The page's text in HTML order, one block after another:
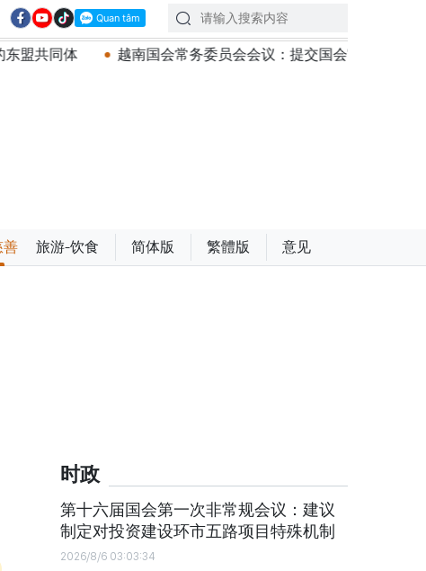
委员会会议：提交国会审议通过设立广宁市和北宁市《决议》
善 旅游-饮食 简体版 繁體版 意见
时政
第十六届国会第一次非常规会议：建议
制定对投资建设环市五路项目特殊机制
2026/8/6 03:03:34